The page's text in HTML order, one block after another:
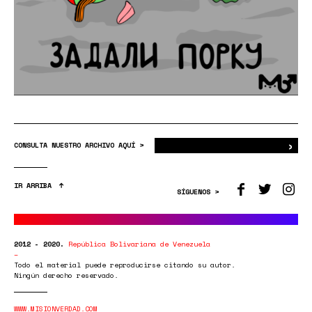
CONSULTA NUESTRO ARCHIVO AQUÍ > ›
IR ARRIBA
SÍGUENOS >
2012 - 2020. República Bolivariana de Venezuela
Todo el material puede reproducirse citando su autor.
Ningún derecho reservado.
WWW.MISIONVERDAD.COM